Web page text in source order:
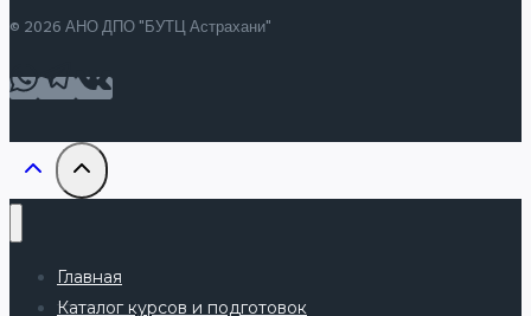
© 2026 АНО ДПО "БУТЦ Астрахани"
Главная
Каталог курсов и подготовок